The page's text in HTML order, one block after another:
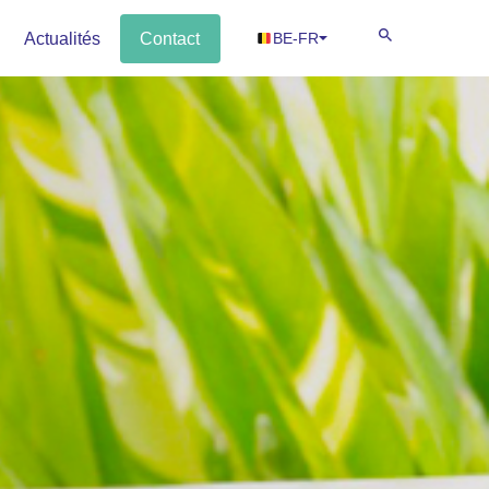
Actualités Contact BE-FR